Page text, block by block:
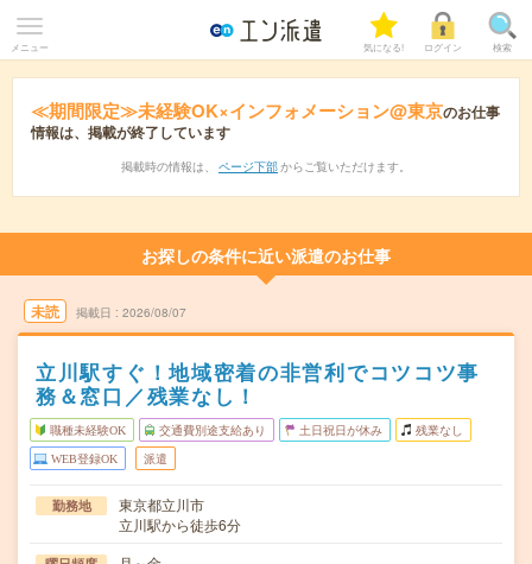
メニュー 気になる! ログイン 検索
≪期間限定≫未経験OK×インフォメーション@東京のお仕事
情報は、掲載が終了しています
掲載時の情報は、 ページ下部 からご覧いただけます。
お探しの条件に近い派遣のお仕事
未読 掲載日 2026/08/07
立川駅すぐ！地域密着の非営利でコツコツ事
務＆窓口／残業なし！
職種未経験OK 交通費別途支給あり 土日祝日が休み 残業なし
WEB登録OK 派遣
勤務地
東京都立川市
立川駅から徒歩6分